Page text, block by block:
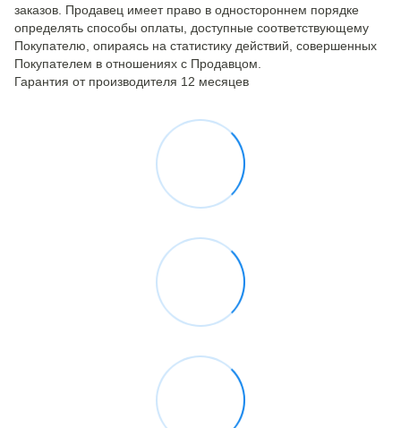
заказов. Продавец имеет право в одностороннем порядке
определять способы оплаты, доступные соответствующему
Покупателю, опираясь на статистику действий, совершенных
Покупателем в отношениях с Продавцом.
Гарантия от производителя 12 месяцев